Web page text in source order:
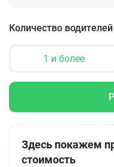
Количество
1 и более
Здесь покажем
стоимость